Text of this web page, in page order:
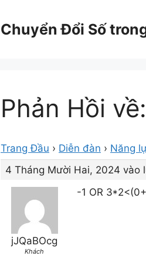
Chuyển Đổi Số
Phản Hồi
Trang Đầu › Diễn đàn › Năng
4 Tháng Mười Hai, 2024 vào
jJQaBOcg
Khách
-1 OR